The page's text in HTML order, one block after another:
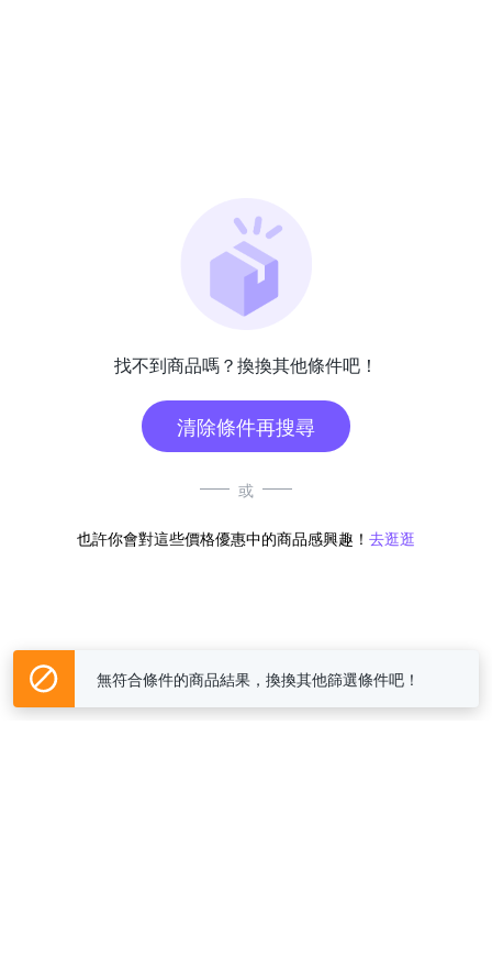
找不到商品嗎？換換其他條件吧！
清除條件再搜尋
或
也許你會對這些價格優惠中的商品感興趣！ 去逛逛
無符合條件的商品結果，換換其他篩選條件吧！